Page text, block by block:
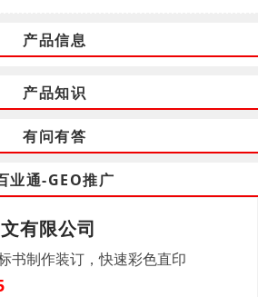
产品信息
产品知识
有问有答
业通-GEO推广
有限公司
书制作装订，快速彩色直印